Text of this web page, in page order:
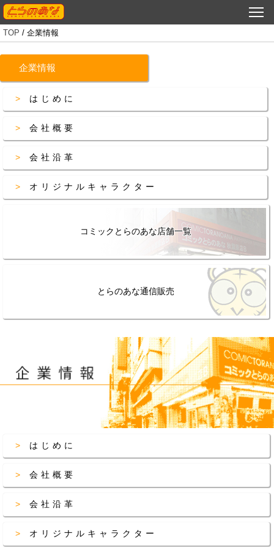
TOP / 企業情報
企業情報
はじめに
会社概要
会社沿革
オリジナルキャラクター
コミックとらのあな店舗一覧
とらのあな通信販売
はじめに
会社概要
会社沿革
オリジナルキャラクター